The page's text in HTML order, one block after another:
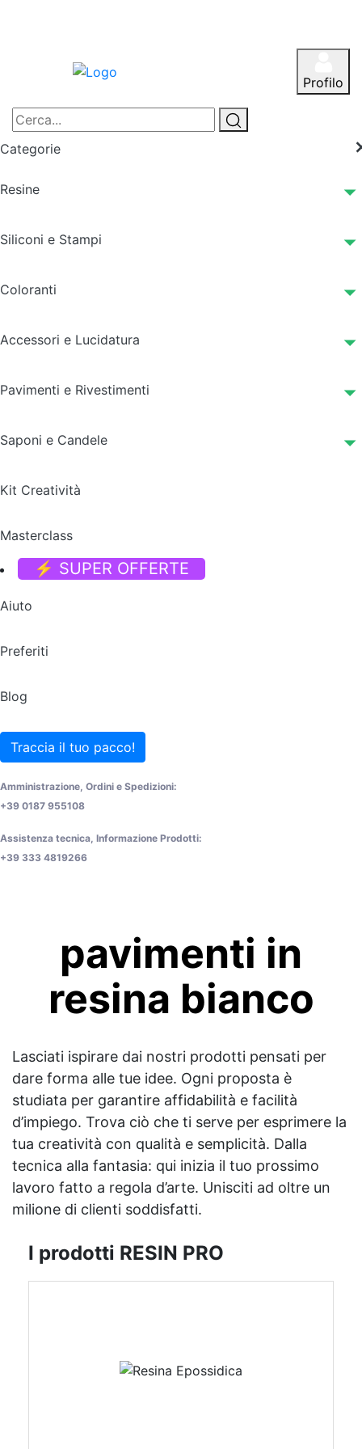
Profilo
Categorie
Resine
Siliconi e Stampi
Coloranti
Accessori e Lucidatura
Pavimenti e Rivestimenti
Saponi e Candele
Kit Creatività
Masterclass
⚡ SUPER OFFERTE
Aiuto
Preferiti
Blog
Traccia il tuo pacco!
Amministrazione, Ordini e Spedizioni:
+39 0187 955108
Assistenza tecnica, Informazione Prodotti:
+39 333 4819266
pavimenti in
resina bianco
Lasciati ispirare dai nostri prodotti pensati per
dare forma alle tue idee. Ogni proposta è
studiata per garantire affidabilità e facilità
d’impiego. Trova ciò che ti serve per esprimere la
tua creatività con qualità e semplicità. Dalla
tecnica alla fantasia: qui inizia il tuo prossimo
lavoro fatto a regola d’arte. Unisciti ad oltre un
milione di clienti soddisfatti.
I prodotti RESIN PRO